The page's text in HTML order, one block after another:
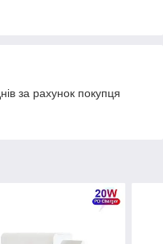
за рахунок покупця